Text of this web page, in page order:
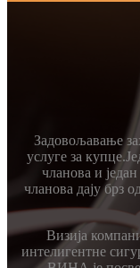
Задовољавање
услуге за
чланова и
чланова дају брз
Визија
интелигентне